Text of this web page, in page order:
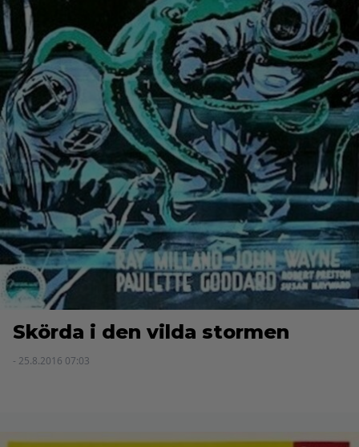
Skörda i den vilda stormen
- 25.8.2016 07:03